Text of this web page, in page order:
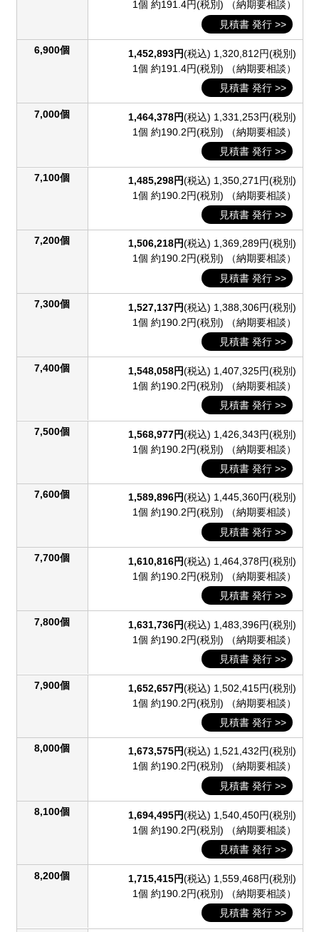
1個 約191.4円(税別) （納期要相談）
見積書 発行 >>
6,900個 1,452,893円(税込) 1,320,812円(税別)
1個 約191.4円(税別) （納期要相談）
見積書 発行 >>
7,000個 1,464,378円(税込) 1,331,253円(税別)
1個 約190.2円(税別) （納期要相談）
見積書 発行 >>
7,100個 1,485,298円(税込) 1,350,271円(税別)
1個 約190.2円(税別) （納期要相談）
見積書 発行 >>
7,200個 1,506,218円(税込) 1,369,289円(税別)
1個 約190.2円(税別) （納期要相談）
見積書 発行 >>
7,300個 1,527,137円(税込) 1,388,306円(税別)
1個 約190.2円(税別) （納期要相談）
見積書 発行 >>
7,400個 1,548,058円(税込) 1,407,325円(税別)
1個 約190.2円(税別) （納期要相談）
見積書 発行 >>
7,500個 1,568,977円(税込) 1,426,343円(税別)
1個 約190.2円(税別) （納期要相談）
見積書 発行 >>
7,600個 1,589,896円(税込) 1,445,360円(税別)
1個 約190.2円(税別) （納期要相談）
見積書 発行 >>
7,700個 1,610,816円(税込) 1,464,378円(税別)
1個 約190.2円(税別) （納期要相談）
見積書 発行 >>
7,800個 1,631,736円(税込) 1,483,396円(税別)
1個 約190.2円(税別) （納期要相談）
見積書 発行 >>
7,900個 1,652,657円(税込) 1,502,415円(税別)
1個 約190.2円(税別) （納期要相談）
見積書 発行 >>
8,000個 1,673,575円(税込) 1,521,432円(税別)
1個 約190.2円(税別) （納期要相談）
見積書 発行 >>
8,100個 1,694,495円(税込) 1,540,450円(税別)
1個 約190.2円(税別) （納期要相談）
見積書 発行 >>
8,200個 1,715,415円(税込) 1,559,468円(税別)
1個 約190.2円(税別) （納期要相談）
見積書 発行 >>